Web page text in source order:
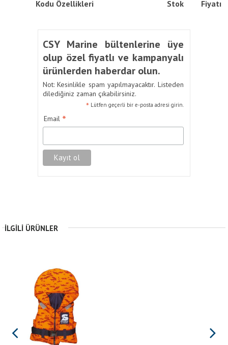
Kodu Özellikleri Stok Fiyatı
CSY Marine bültenlerine üye
olup özel fiyatlı ve kampanyalı
ürünlerden haberdar olun.
Not: Kesinlikle spam yapılmayacaktır. Listeden
dilediğiniz zaman çıkabilirsiniz.
* Lütfen geçerli bir e-posta adresi girin.
Email *
İLGILI ÜRÜNLER